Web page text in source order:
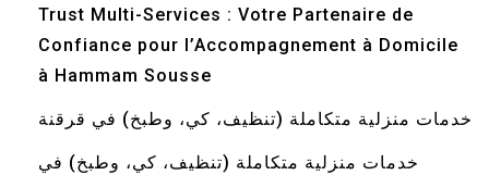
Trust Multi-Services : Votre Partenaire de
Confiance pour l’Accompagnement à Domicile
à Hammam Sousse
خدمات منزلية متكاملة (تنظيف، كي، وطبخ) في قرقنة
خدمات منزلية متكاملة (تنظيف، كي، وطبخ) في